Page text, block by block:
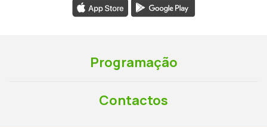
Programação
Contactos